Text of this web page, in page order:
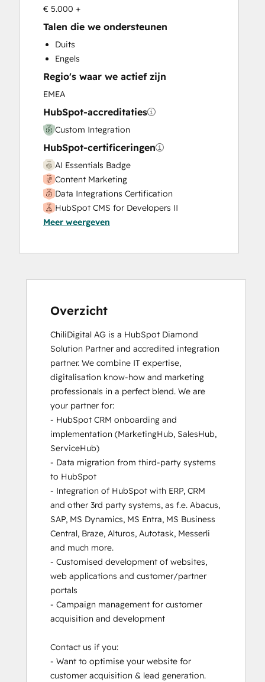
Sales Enablement
Search Engine Optimization
Video Production
Website Design
Website Development
Website Migration
€ 5.000 +
Talen die we ondersteunen
Duits
Engels
Regio's waar we actief zijn
EMEA
HubSpot-accreditaties
Custom Integration
HubSpot-certificeringen
AI Essentials Badge
Content Marketing
Data Integrations Certification
HubSpot CMS for Developers II
HubSpot Marketing Hub Software
HubSpot Sales Software
Inbound Marketing
Inbound Sales
Platform Consulting
Service Hub Software
Social Media Marketing Certification
Course
Social Media Marketing Certification II
Meer weergeven
Overzicht
ChiliDigital AG is a HubSpot Diamond
Solution Partner and accredited integration
partner. We combine IT expertise,
digitalisation know-how and marketing
professionals in a perfect blend. We are
your partner for:
- HubSpot CRM onboarding and
implementation (MarketingHub, SalesHub,
ServiceHub)
- Data migration from third-party systems
to HubSpot
- Integration of HubSpot with ERP, CRM
and other 3rd party systems, as f.e. Abacus,
SAP, MS Dynamics, MS Entra, MS Business
Central, Braze, Alturos, Autotask, Messerli
and much more.
- Customised development of websites,
web applications and customer/partner
portals
- Campaign management for customer
acquisition and development
Contact us if you:
- Want to optimise your website for
customer acquisition & lead generation.